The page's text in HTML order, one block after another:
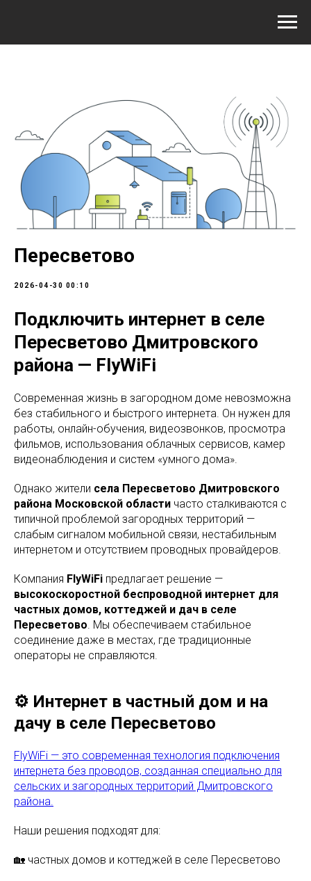
Пересветово
2026-04-30 00:10
Подключить интернет в селе
Пересветово Дмитровского
района — FlyWiFi
Современная жизнь в загородном доме невозможна
без стабильного и быстрого интернета. Он нужен для
работы, онлайн-обучения, видеозвонков, просмотра
фильмов, использования облачных сервисов, камер
видеонаблюдения и систем «умного дома».
Однако жители села Пересветово Дмитровского
района Московской области часто сталкиваются с
типичной проблемой загородных территорий —
слабым сигналом мобильной связи, нестабильным
интернетом и отсутствием проводных провайдеров.
Компания FlyWiFi предлагает решение —
высокоскоростной беспроводной интернет для
частных домов, коттеджей и дач в селе
Пересветово . Мы обеспечиваем стабильное
соединение даже в местах, где традиционные
операторы не справляются.
⚙️ Интернет в частный дом и на
дачу в селе Пересветово
FlyWiFi — это современная технология подключения
интернета без проводов, созданная специально для
сельских и загородных территорий Дмитровского
района.
Наши решения подходят для:
🏡 частных домов и коттеджей в селе Пересветово